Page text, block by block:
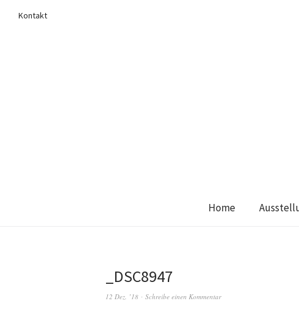
Kontakt
Home
_DSC8947
12 Dez. ’18 Schreibe einen Kommentar